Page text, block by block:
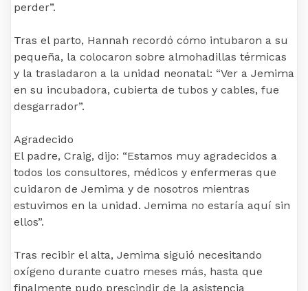
perder”.
Tras el parto, Hannah recordó cómo intubaron a su
pequeña, la colocaron sobre almohadillas térmicas
y la trasladaron a la unidad neonatal: “Ver a Jemima
en su incubadora, cubierta de tubos y cables, fue
desgarrador”.
Agradecido
El padre, Craig, dijo: “Estamos muy agradecidos a
todos los consultores, médicos y enfermeras que
cuidaron de Jemima y de nosotros mientras
estuvimos en la unidad. Jemima no estaría aquí sin
ellos”.
Tras recibir el alta, Jemima siguió necesitando
oxígeno durante cuatro meses más, hasta que
finalmente pudo prescindir de la asistencia